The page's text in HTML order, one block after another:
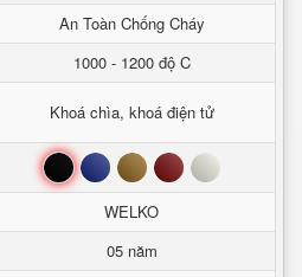
An Toàn Chống Cháy
1000 - 1200 độ C
Khoá chìa, khoá điện tử
Đen Xanh Nâu Đỏ Trắng
WELKO
05 năm